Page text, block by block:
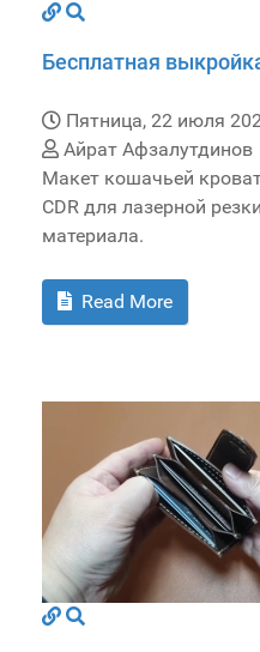
Бесплатная
Пятница, 22 июля
Айрат Афзалутдинов
Макет кошачьей
CDR для лазерной
материала.
Read More